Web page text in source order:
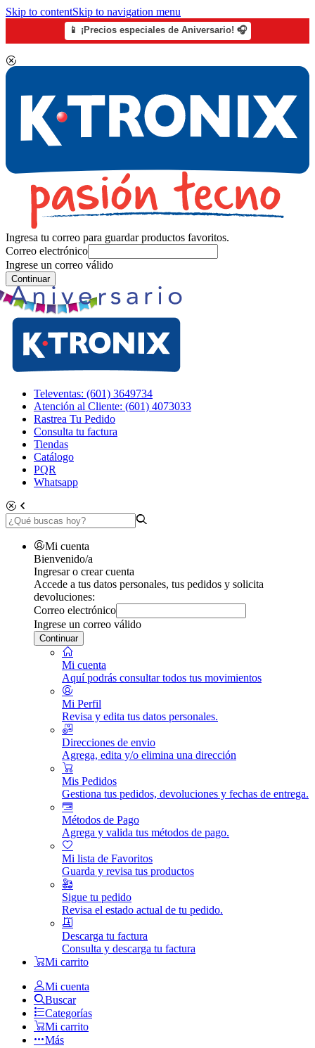
Skip to contentSkip to navigation menu
📱 ¡Precios especiales de Aniversario! 🎧
Ingresa tu correo para guardar productos favoritos.
Correo electrónico
Ingrese un correo válido
Continuar
Televentas: (601) 3649734
Atención al Cliente: (601) 4073033
Rastrea Tu Pedido
Consulta tu factura
Tiendas
Catálogo
PQR
Whatsapp
Mi cuenta
Bienvenido/a
Ingresar o crear cuenta
Accede a tus datos personales, tus pedidos y solicita
devoluciones:
Correo electrónico
Ingrese un correo válido
Continuar
Mi cuenta
Aquí podrás consultar todos tus movimientos
Mi Perfil
Revisa y edita tus datos personales.
Direcciones de envio
Agrega, edita y/o elimina una dirección
Mis Pedidos
Gestiona tus pedidos, devoluciones y fechas de entrega.
Métodos de Pago
Agrega y valida tus métodos de pago.
Mi lista de Favoritos
Guarda y revisa tus productos
Sigue tu pedido
Revisa el estado actual de tu pedido.
Descarga tu factura
Consulta y descarga tu factura
Mi carrito
Mi cuenta
Buscar
Categorías
Mi carrito
Más